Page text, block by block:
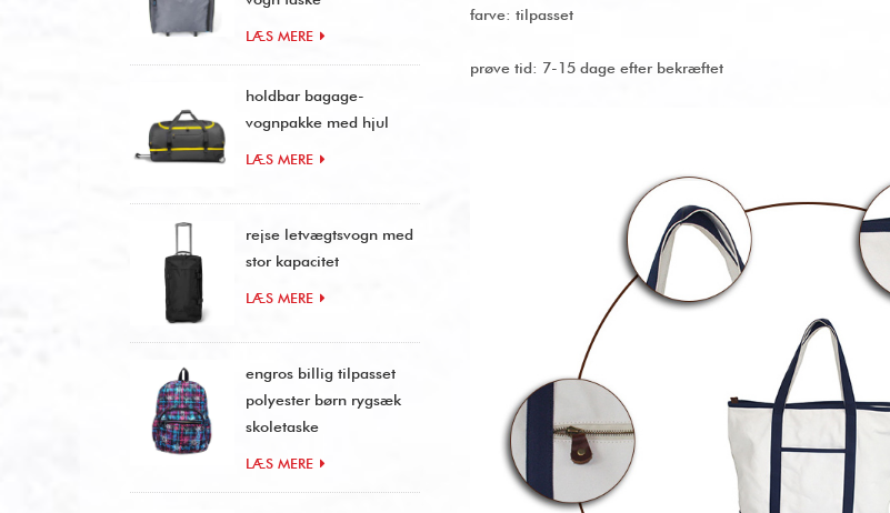
LÆS MERE
holdbar bagage-
vognpakke med hjul
LÆS MERE
rejse letvægtsvogn med
stor kapacitet
LÆS MERE
engros billig tilpasset
polyester børn rygsæk
skoletaske
LÆS MERE
farve: tilpasset
prøve tid: 7-15 dage efter bekræftet